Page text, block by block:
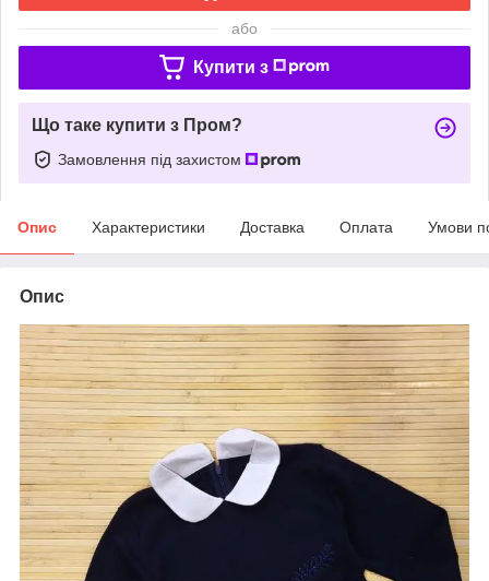
або
Купити з
Що таке купити з Пром?
Замовлення під захистом
Опис Характеристики Доставка Оплата Умови
Опис